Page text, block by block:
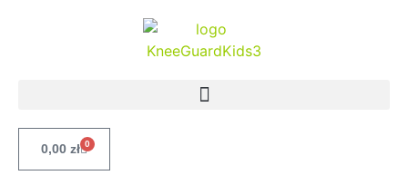
0,00 zł 0